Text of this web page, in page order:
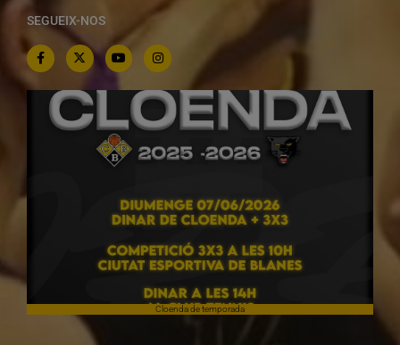
SEGUEIX-NOS
Campiones a Salou